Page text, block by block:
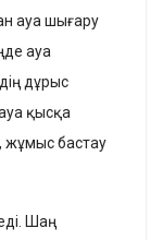
ауа шығару
ауа
дұрыс
қысқа
жұмыс бастау
Шаң